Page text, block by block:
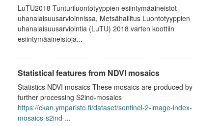
LuTU2018 Tunturiluontotyyppien esiintymäaineistot
uhanalaisuusarvioinnissa, Metsähallitus Luontotyyppien
uhanalaisuusarviointia (LuTU) 2018 varten koottiin
esiintymäaineistoja...
Statistical features from NDVI mosaics
Statistics NDVI mosaics These mosaics are produced by
further processing S2ind-mosaics
https://ckan.ymparisto.fi/dataset/sentinel-2-image-index-
mosaics-s2ind-...